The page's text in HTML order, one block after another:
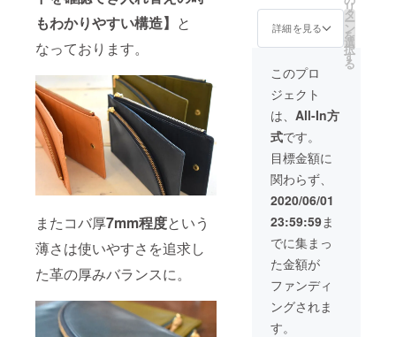
もわかりやすい構造】 と
なっております。
またコバ厚7mm程度という
薄さは使いやすさを追求し
た革の厚みバランスに。
製。超特厚
の仕立てを
日本国内に
根付かせ、
ヨーロッパ
の高品質皮
革を武骨に
仕立てたそ
の作風は瞬
く間に広
まった!最近
では創設15
周年を迎え
た記念レー
ベル【オリ
ジネーター/
企画終了】
ト:1/ :
160mm
ポケッ
180mm
本製 寸
法
横:190
mm/厚
さ:7mm
-10mm
開いた
状態:
横:360
mm
カード
ポケッ
ト:16 大
きなマ
ルチポ
ケッ
ト:1/ :
160mm
小さな
マルチ
ペック
栃木レ
ザー/日
本製 寸
法
縦:110
mm/
横:190
mm/厚
さ:7mm
-10mm
開いた
状態:
横:360
mm
カード
ポケッ
ト:16 大
きなマ
ルチポ
ケッ
ト:1/ :
詳細を見る
リ
タ
ー
ン
を
選
択
す
る
このプロ
ジェクト
は、 All-In方
式です。
目標金額に
関わらず、
2020/06/01
23:59:59ま
でに集まっ
た金額が
ファンディ
ングされま
す。